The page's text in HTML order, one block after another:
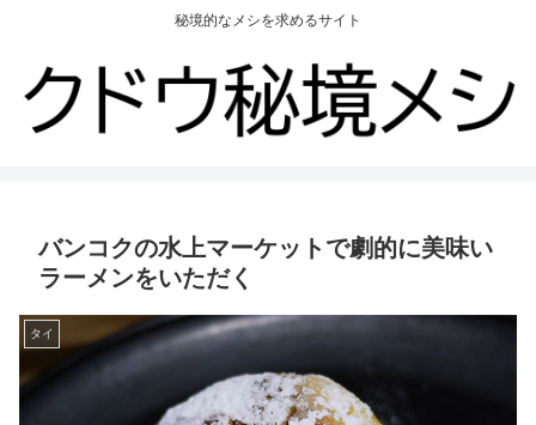
秘境的なメシを求めるサイト
バンコクの水上マーケットで劇的に美味い
ラーメンをいただく
タイ